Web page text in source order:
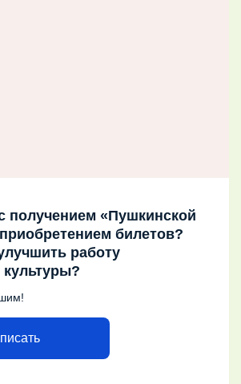
получением «Пушкинской
билетов?
работу